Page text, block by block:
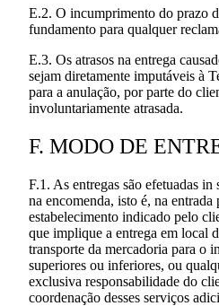
E.2. O incumprimento do prazo
fundamento para qualquer
E.3. Os atrasos na entrega
sejam diretamente imputáveis à
para a anulação, por parte do
involuntariamente atrasada.
F. MODO DE
F.1. As entregas são efetuadas
na encomenda, isto é, na
estabelecimento indicado pelo
que implique a entrega em local
transporte da mercadoria para o
superiores ou inferiores, ou
exclusiva responsabilidade do
coordenação desses serviços